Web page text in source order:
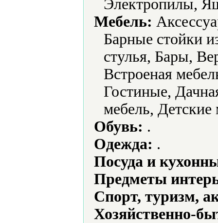
Электропилы,
Мебель:
Барные стойки
стулья, Бары,
Встроеная
Гостиные,
мебель, Детские
Обувь: .
Одежда: .
Посуда и
Предметы
Спорт, туризм,
Хозяйственно-